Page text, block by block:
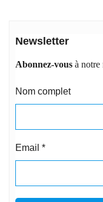
Newsletter
Abonnez-vous à notre
Nom complet
Email *